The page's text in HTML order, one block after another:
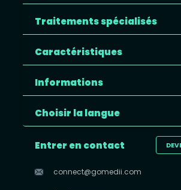
Traitements spécialisés
Caractéristiques
Informations
Choisir la langue
Entrer en contact
connect@gomedii.com